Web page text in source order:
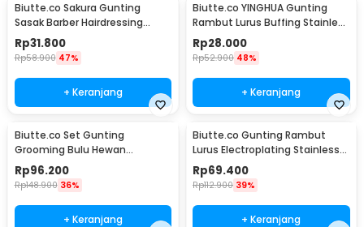
Biutte.co Sakura Gunting
Sasak Barber Hairdressing
Scissors 6 Inch - JFY-60
Rp31.800
Rp58.900 47%
+ Keranjang
Biutte.co YINGHUA Gunting
Rambut Lurus Buffing Stainless
Steel 4Cr13 - CL-6
Rp28.000
Rp52.900 48%
+ Keranjang
Biutte.co Set Gunting
Grooming Bulu Hewan
Peliharaan 4in1 - 62HRC
Rp96.200
Rp148.900 36%
+ Keranjang
Biutte.co Gunting Rambut
Lurus Electroplating Stainless
Steel 4Cr13 - M132
Rp69.400
Rp112.900 39%
+ Keranjang